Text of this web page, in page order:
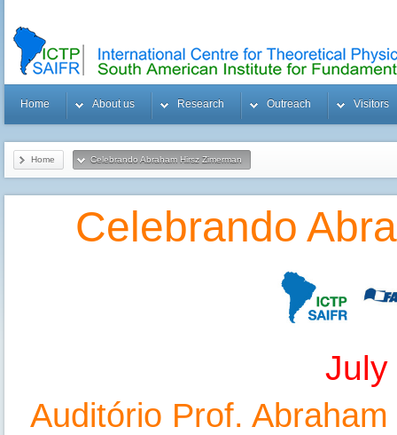
Home About us Research Outreach Visitors
Home Celebrando Abraham Hirsz Zimerman
Celebrando
Auditório Prof.